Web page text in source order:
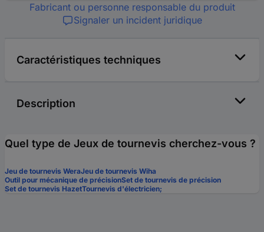
Fabricant ou personne responsable du produit
Signaler un incident juridique
Caractéristiques techniques
Description
Quel type de Jeux de tournevis cherchez-vous ?
Jeu de tournevis WeraJeu de tournevis Wiha
Outil pour mécanique de précisionSet de tournevis de précision
Set de tournevis HazetTournevis d'électricien;